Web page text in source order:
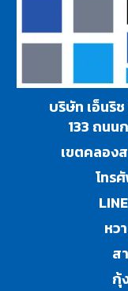
บริษัท เอ็นริ
133 ถนน
เขตคลอง
โทร
หว
ส
กุ้